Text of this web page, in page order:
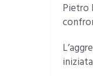
Pietro